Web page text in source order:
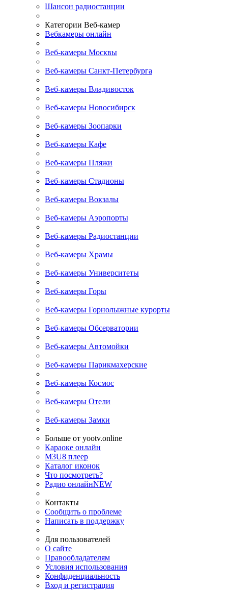
Шансон радиостанции
Категории Веб-камер
Вебкамеры онлайн
Веб-камеры Москвы
Веб-камеры Санкт-Петербурга
Веб-камеры Владивосток
Веб-камеры Новосибирск
Веб-камеры Зоопарки
Веб-камеры Кафе
Веб-камеры Пляжи
Веб-камеры Стадионы
Веб-камеры Вокзалы
Веб-камеры Аэропорты
Веб-камеры Радиостанции
Веб-камеры Храмы
Веб-камеры Университеты
Веб-камеры Горы
Веб-камеры Горнолыжные курорты
Веб-камеры Обсерватории
Веб-камеры Автомойки
Веб-камеры Парикмахерские
Веб-камеры Космос
Веб-камеры Отели
Веб-камеры Замки
Больше от yootv.online
Караоке онлайн
M3U8 плеер
Каталог иконок
Что посмотреть?
Радио онлайнNEW
Контакты
Сообщить о проблеме
Написать в поддержку
Для пользователей
О сайте
Правообладателям
Условия использования
Конфиденциальность
Вход и регистрация